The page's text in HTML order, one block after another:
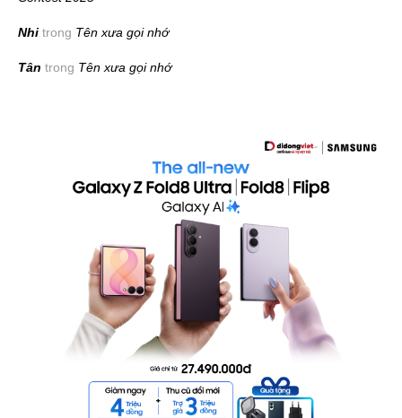
Nhi trong Tên xưa gọi nhớ
Tân trong Tên xưa gọi nhớ